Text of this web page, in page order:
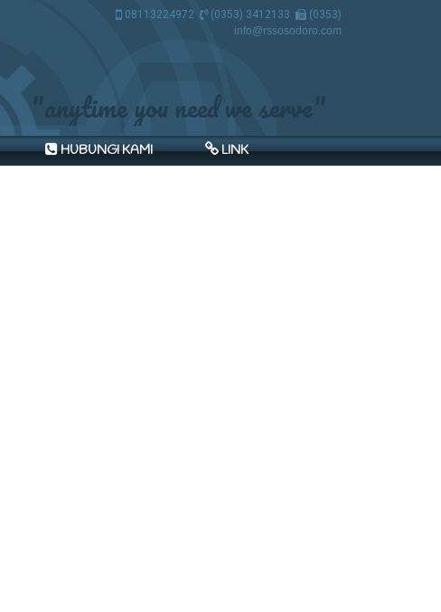
08113224972 (0353) 3412133
(0353)
3412133
info@rssosodoro.com
"anytime you need we serve"
HUBUNGI KAMI LINK